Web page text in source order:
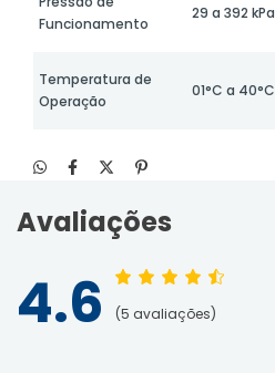
Funcionamento
29 a 392 kPa
Temperatura de
Operação
01°C a 40°C
Avaliações
4.6 5 avaliações